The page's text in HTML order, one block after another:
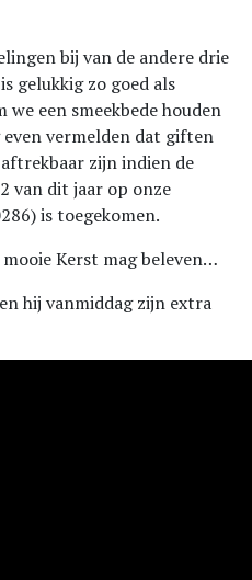
bij van de andere drie
gelukkig zo goed als
een smeekbede houden
vermelden dat giften
zijn indien de
van dit jaar op onze
is toegekomen.
Kerst mag beleven…
hij vanmiddag zijn extra